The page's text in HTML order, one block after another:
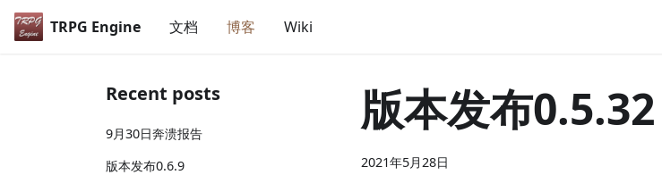
TRPG Engine 文档 博客 Wiki
Recent posts
9月30日奔溃报告
版本发布0.6.9
版本发布0.5.32
2021年5月28日